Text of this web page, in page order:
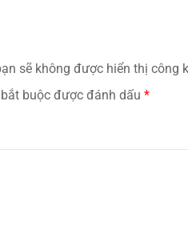
sẽ không được hiển thị công
buộc được đánh dấu *